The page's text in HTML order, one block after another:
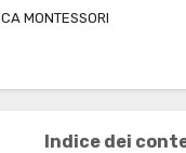
MONTESSORI
Indice dei